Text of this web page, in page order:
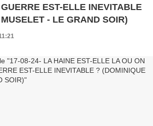
EST-ELLE INEVITABLE
- LE GRAND SOIR)